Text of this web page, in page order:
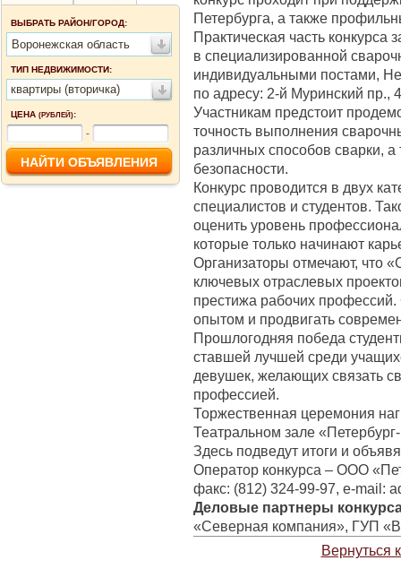
ВЫБРАТЬ РАЙОН/ГОРОД:
Воронежская область
ТИП НЕДВИЖИМОСТИ:
квартиры (вторичка)
ЦЕНА (РУБЛЕЙ):
-
Петербурга, а также
Практическая часть
в специализированной
индивидуальными постами,
по адресу: 2-й Муринский пр.,
Участникам предстоит
точность выполнения
различных способов сварки,
безопасности.
Конкурс проводится в двух
специалистов и студентов.
оценить уровень
которые только начинают
Организаторы отмечают, что
ключевых отраслевых
престижа рабочих
опытом и продвигать
Прошлогодняя победа
ставшей лучшей среди
девушек, желающих связать
профессией.
Торжественная церемония
Театральном зале
Здесь подведут итоги и
Оператор конкурса – ООО
факс: (812) 324-99-97, e-mail:
Деловые партнеры
«Северная компания», ГУП
Вернуться